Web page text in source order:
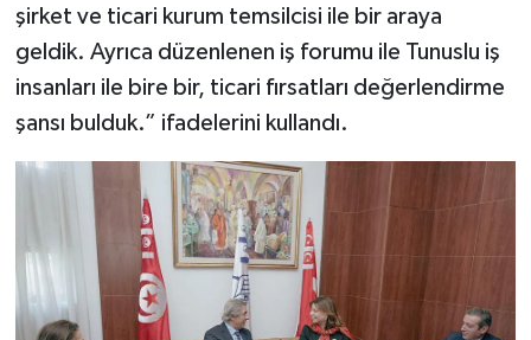
şirket ve ticari kurum temsilcisi ile bir araya
geldik. Ayrıca düzenlenen iş forumu ile Tunuslu iş
insanları ile bire bir, ticari fırsatları değerlendirme
şansı bulduk.” ifadelerini kullandı.